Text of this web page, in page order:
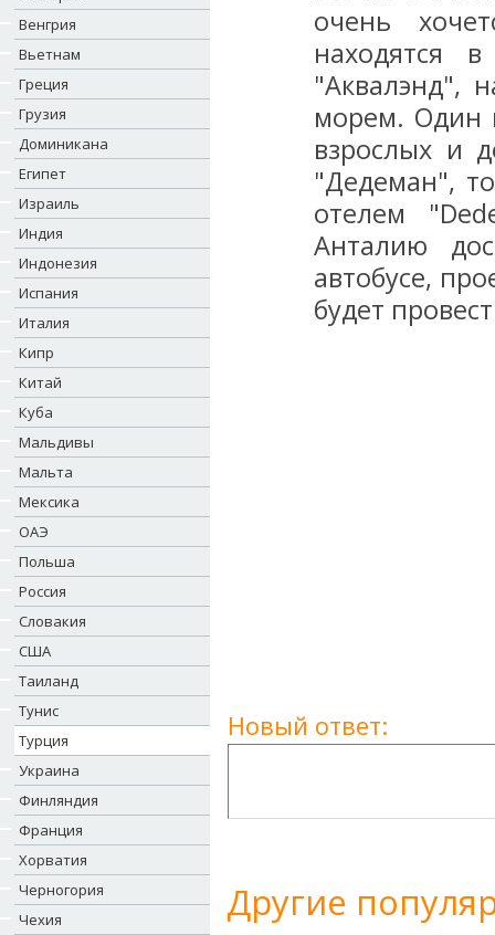
Венгрия
Вьетнам
Греция
Грузия
Доминикана
Египет
Израиль
Индия
Индонезия
Испания
Италия
Кипр
Китай
Куба
Мальдивы
Мальта
Мексика
ОАЭ
Польша
Россия
Словакия
США
Таиланд
Тунис
Турция
Украина
Финляндия
Франция
Хорватия
Черногория
Чехия
очень
находятся
"Аквалэнд",
морем. Один
взрослых и
"Дедеман",
отелем
Анталию
автобусе,
будет
Новый ответ:
Другие